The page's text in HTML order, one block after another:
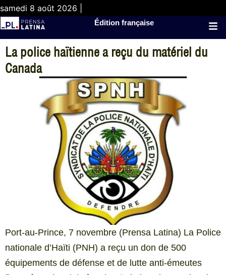
samedi 8 août 2026 |
Édition française
La police haïtienne a reçu du matériel du
Canada
Port-au-Prince, 7 novembre (Prensa Latina) La Police
nationale d’Haïti (PNH) a reçu un don de 500
équipements de défense et de lutte anti-émeutes